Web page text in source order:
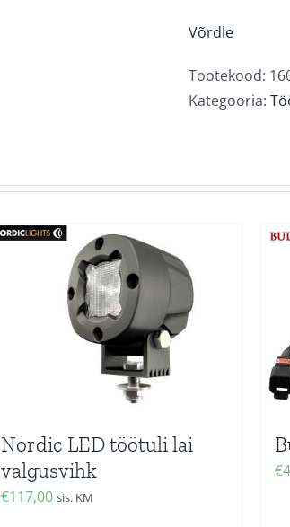
Võrdle
Tootekood:
Kategooria:
Nordic LED töötuli lai
valgusvihk
€117,00 sis. KM
€